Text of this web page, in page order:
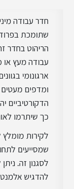
חדר עבודה
שתומכת
הריהוט בחדר
עבודה מעץ או
ארגונומי
ומדפים
הדקורטיביים
כך שיתרמו
לקירות מומלץ
שמסייעים
לסגנון זה.
להדגיש